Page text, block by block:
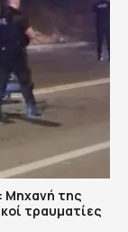
Μηχανή της
τραυματίες